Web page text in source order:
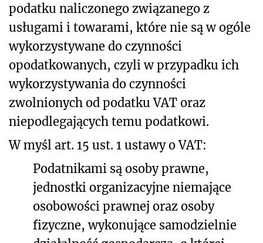
podatku naliczonego związanego z
usługami i towarami, które nie są w ogóle
wykorzystywane do czynności
opodatkowanych, czyli w przypadku ich
wykorzystywania do czynności
zwolnionych od podatku VAT oraz
niepodlegających temu podatkowi.
W myśl art. 15 ust. 1 ustawy o VAT:
Podatnikami są osoby prawne,
jednostki organizacyjne niemające
osobowości prawnej oraz osoby
fizyczne, wykonujące samodzielnie